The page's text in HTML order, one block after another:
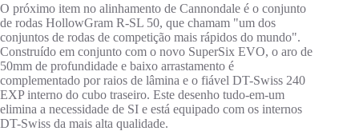
O próximo item no alinhamento de Cannondale é o conjunto
de rodas HollowGram R-SL 50, que chamam "um dos
conjuntos de rodas de competição mais rápidos do mundo".
Construído em conjunto com o novo SuperSix EVO, o aro de
50mm de profundidade e baixo arrastamento é
complementado por raios de lâmina e o fiável DT-Swiss 240
EXP interno do cubo traseiro. Este desenho tudo-em-um
elimina a necessidade de SI e está equipado com os internos
DT-Swiss da mais alta qualidade.